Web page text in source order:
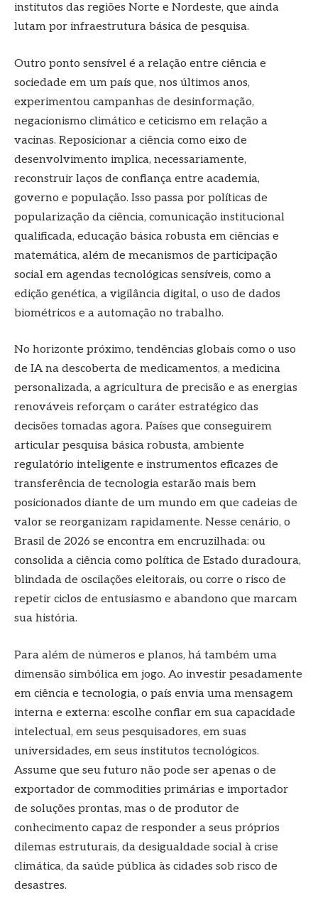
institutos das regiões Norte e Nordeste, que ainda
lutam por infraestrutura básica de pesquisa.
Outro ponto sensível é a relação entre ciência e
sociedade em um país que, nos últimos anos,
experimentou campanhas de desinformação,
negacionismo climático e ceticismo em relação a
vacinas. Reposicionar a ciência como eixo de
desenvolvimento implica, necessariamente,
reconstruir laços de confiança entre academia,
governo e população. Isso passa por políticas de
popularização da ciência, comunicação institucional
qualificada, educação básica robusta em ciências e
matemática, além de mecanismos de participação
social em agendas tecnológicas sensíveis, como a
edição genética, a vigilância digital, o uso de dados
biométricos e a automação no trabalho.
No horizonte próximo, tendências globais como o uso
de IA na descoberta de medicamentos, a medicina
personalizada, a agricultura de precisão e as energias
renováveis reforçam o caráter estratégico das
decisões tomadas agora. Países que conseguirem
articular pesquisa básica robusta, ambiente
regulatório inteligente e instrumentos eficazes de
transferência de tecnologia estarão mais bem
posicionados diante de um mundo em que cadeias de
valor se reorganizam rapidamente. Nesse cenário, o
Brasil de 2026 se encontra em encruzilhada: ou
consolida a ciência como política de Estado duradoura,
blindada de oscilações eleitorais, ou corre o risco de
repetir ciclos de entusiasmo e abandono que marcam
sua história.
Para além de números e planos, há também uma
dimensão simbólica em jogo. Ao investir pesadamente
em ciência e tecnologia, o país envia uma mensagem
interna e externa: escolhe confiar em sua capacidade
intelectual, em seus pesquisadores, em suas
universidades, em seus institutos tecnológicos.
Assume que seu futuro não pode ser apenas o de
exportador de commodities primárias e importador
de soluções prontas, mas o de produtor de
conhecimento capaz de responder a seus próprios
dilemas estruturais, da desigualdade social à crise
climática, da saúde pública às cidades sob risco de
desastres.